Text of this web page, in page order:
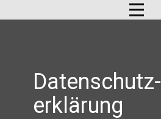
Datenschutz­
erklärung